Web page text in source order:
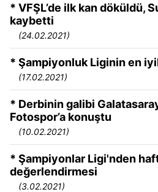
* VFŞL’de ilk kan döküldü,
kaybetti
(24.02.2021)
* Şampiyonluk Liginin en
(17.02.2021)
* Derbinin galibi
Fotospor’a konuştu
(10.02.2021)
* Şampiyonlar Ligi'nden
değerlendirmesi
(3.02.2021)